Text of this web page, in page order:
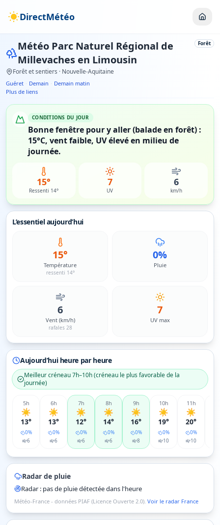
DirectMétéo
Météo Parc Naturel Régional de
Millevaches en Limousin
Forêt et sentiers · Nouvelle-Aquitaine
Forêt
Guéret · Demain · Demain matin
Plus de liens
CONDITIONS DU JOUR
Bonne fenêtre pour y aller (balade en forêt) :
15°C, vent faible, UV élevé en milieu de
journée.
15°
Ressenti 14°
7
UV
6
km/h
L’essentiel aujourd’hui
15°
Température
ressenti 14°
0%
Pluie
6
Vent (km/h)
rafales 28
7
UV max
Aujourd’hui heure par heure
Meilleur créneau7h–10h(créneau le plus favorable de la
journée)
5h
☀️
13°
0%
6
6h
☀️
13°
0%
6
7h
☀️
12°
0%
6
8h
☀️
14°
0%
6
9h
☀️
16°
0%
8
10h
☀️
19°
0%
10
11 h
☀️
20°
0%
10
Radar de pluie
Radar : pas de pluie détectée dans l'heure
Météo-France - données PIAF (Licence Ouverte 2.0). Voir le radar France